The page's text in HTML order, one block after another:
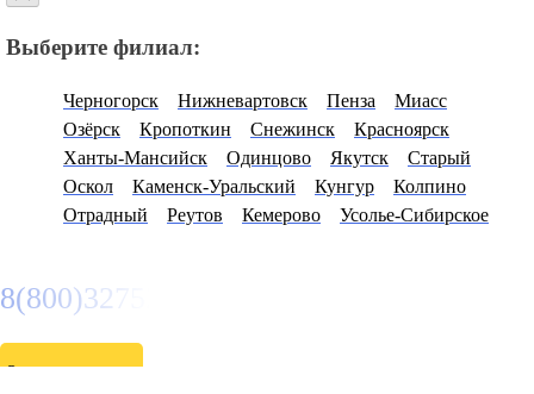
Выберите филиал:
Черногорск Нижневартовск Пенза
Миасс
Озёрск
Кропоткин Снежинск
Красноярск
Ханты-Мансийск
Одинцово Якутск
Старый
Оскол
Каменск-Уральский Кунгур
Колпино
Отрадный
Реутов Кемерово Усолье-Сибирское
8(800)3275280
Заказать звонок